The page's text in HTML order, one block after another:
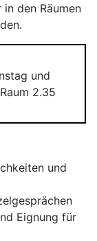
den Räumen
und
2.35
und
Eignung für